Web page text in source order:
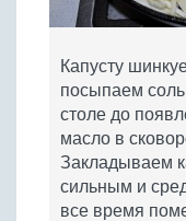
Капусту
посыпаем
столе до
масло в
Закладываем
сильным и
все время